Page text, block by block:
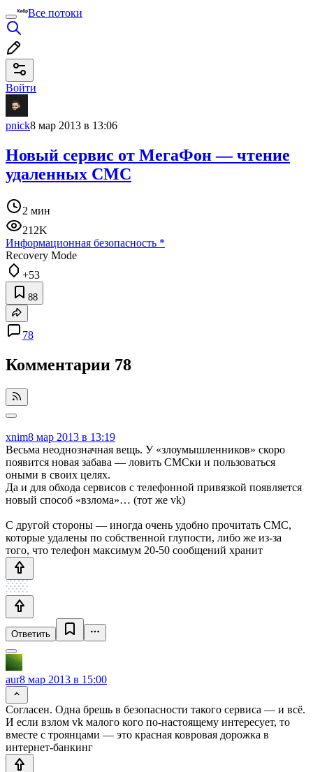
Все потоки
Войти
pnick8 мар 2013 в 13:06
Новый сервис от МегаФон — чтение
удаленных СМС
2 мин
212K
Информационная безопасность *
Recovery Mode
+53
88
78
Комментарии 78
xnim8 мар 2013 в 13:19
Весьма неоднозначная вещь. У «злоумышленников» скоро
появится новая забава — ловить СМСки и пользоваться
оными в своих целях.
Да и для обхода сервисов с телефонной привязкой появляется
новый способ «взлома»… (тот же vk)
С другой стороны — иногда очень удобно прочитать СМС,
которые удалены по собственной глупости, либо же из-за
того, что телефон максимум 20-50 сообщений хранит
Ответить
aur8 мар 2013 в 15:00
Согласен. Одна брешь в безопасности такого сервиса — и всё.
И если взлом vk малого кого по-настоящему интересует, то
вместе с троянцами — это красная ковровая дорожка в
интернет-банкинг